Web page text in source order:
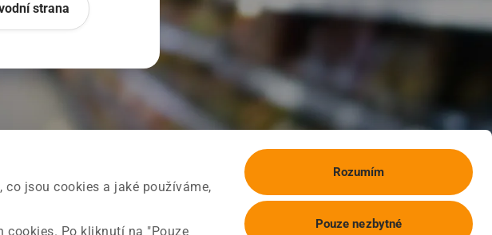
jsou cookies a jaké používáme,
cookies. Po kliknutí na "Pouze
Rozumím
Pouze nezbytné
strana